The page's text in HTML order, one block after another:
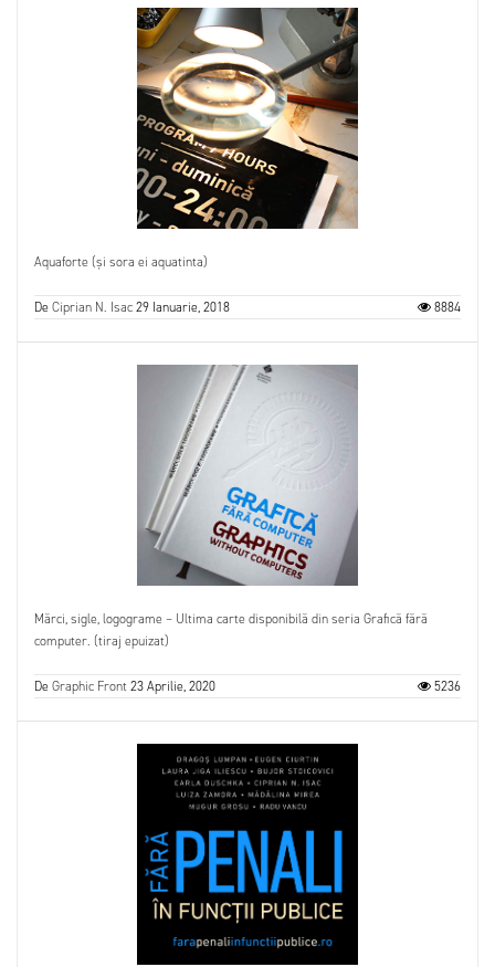
Aquaforte (și sora ei aquatinta)
DeCiprian N. Isac29 Ianuarie, 2018 8884
Mărci, sigle, logograme – Ultima carte disponibilă din seria Grafică fără
computer. (tiraj epuizat)
DeGraphic Front23 Aprilie, 2020 5236